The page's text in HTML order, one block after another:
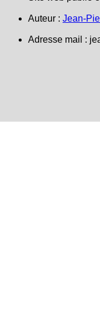
Auteur : Jean-
Adresse mail :